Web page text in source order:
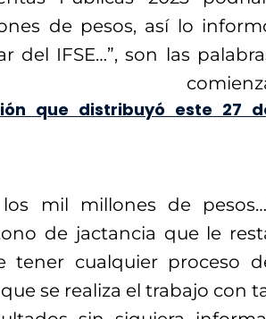
de pesos, así lo
del IFSE…”, son las
que distribuyó este 27
mil millones de
de jactancia que le
tener cualquier proceso
se realiza el trabajo con